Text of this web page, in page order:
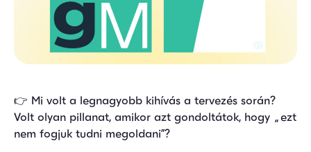
👉 Mi volt a legnagyobb kihívás a tervezés során?
Volt olyan pillanat, amikor azt gondoltátok, hogy „ezt
nem fogjuk tudni megoldani”?